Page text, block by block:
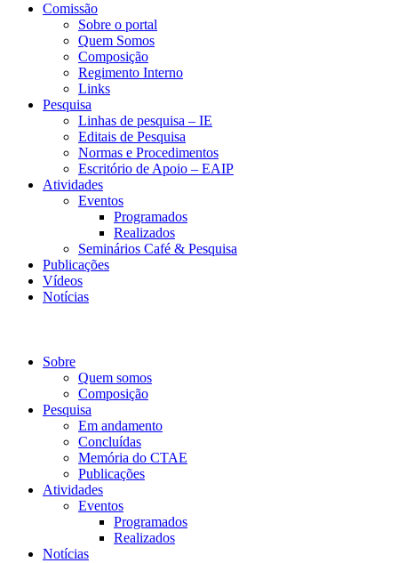
Comissão
Sobre o portal
Quem Somos
Composição
Regimento Interno
Links
Pesquisa
Linhas de pesquisa – IE
Editais de Pesquisa
Normas e Procedimentos
Escritório de Apoio – EAIP
Atividades
Eventos
Programados
Realizados
Seminários Café & Pesquisa
Publicações
Vídeos
Notícias
Sobre
Quem somos
Composição
Pesquisa
Em andamento
Concluídas
Memória do CTAE
Publicações
Atividades
Eventos
Programados
Realizados
Notícias